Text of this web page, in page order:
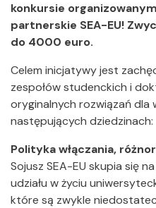
konkursie
partnerskie SEA-EU!
do 4000 euro.
Celem inicjatywy jest
zespołów studenckich i
oryginalnych rozwiązań dla
następujących dziedzinach:
Polityka włączania,
Sojusz SEA-EU skupia się
udziału w życiu
które są zwykle